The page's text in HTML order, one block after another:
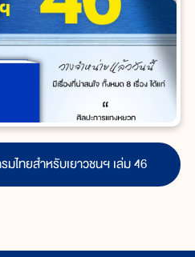
มไทยสำหรับเยาวชนฯ เล่ม 46